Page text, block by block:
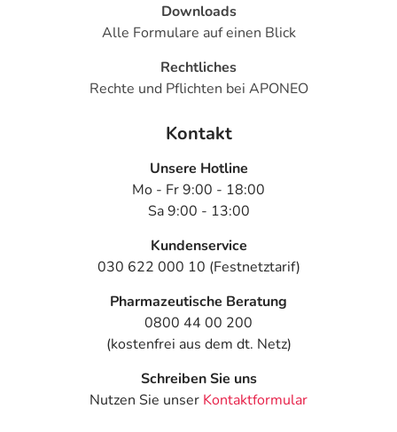
Downloads
Alle Formulare auf einen Blick
Rechtliches
Rechte und Pflichten bei APONEO
Kontakt
Unsere Hotline
Mo - Fr 9:00 - 18:00
Sa 9:00 - 13:00
Kundenservice
030 622 000 10 (Festnetztarif)
Pharmazeutische Beratung
0800 44 00 200
(kostenfrei aus dem dt. Netz)
Schreiben Sie uns
Nutzen Sie unser Kontaktformular